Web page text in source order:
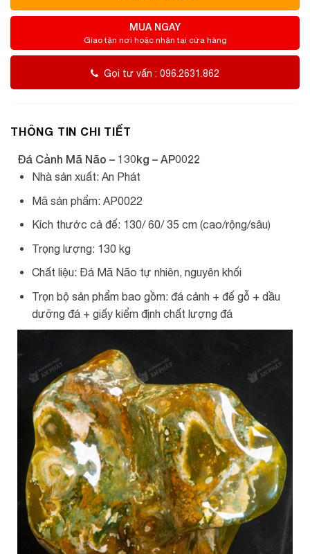
MUA NGAY
Giao tận nơi hoặc nhận tại cửa hàng
Gọi tư vấn : 096.2631.862
THÔNG TIN CHI TIẾT
Đá Cảnh Mã Não – 130kg – AP0022
Nhà sản xuất: An Phát
Mã sản phẩm: AP0022
Kích thước cả đế: 130/ 60/ 35 cm (cao/rộng/sâu)
Trọng lượng: 130 kg
Chất liệu: Đá Mã Não tự nhiên, nguyên khối
Trọn bộ sản phẩm bao gồm: đá cảnh + đế gỗ + dầu
dưỡng đá + giấy kiểm định chất lượng đá